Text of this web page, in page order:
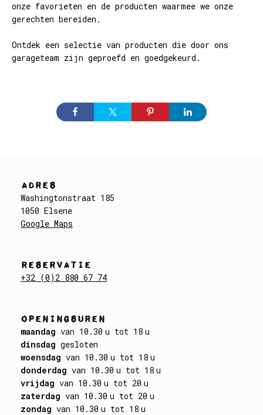
onze favorieten en de producten waarmee we onze
gerechten bereiden.
Ontdek een selectie van producten die door ons
garageteam zijn geproefd en goedgekeurd.
ADRES
Washingtonstraat 185
1050 Elsene
Google Maps
RESERVATIE
+32 (0)2 880 67 74
OPENINGSUREN
maandag van 10.30 u tot 18 u
dinsdag gesloten
woensdag van 10.30 u tot 18 u
donderdag van 10.30 u tot 18 u
vrijdag van 10.30 u tot 20 u
zaterdag van 10.30 u tot 20 u
zondag van 10.30 u tot 18 u